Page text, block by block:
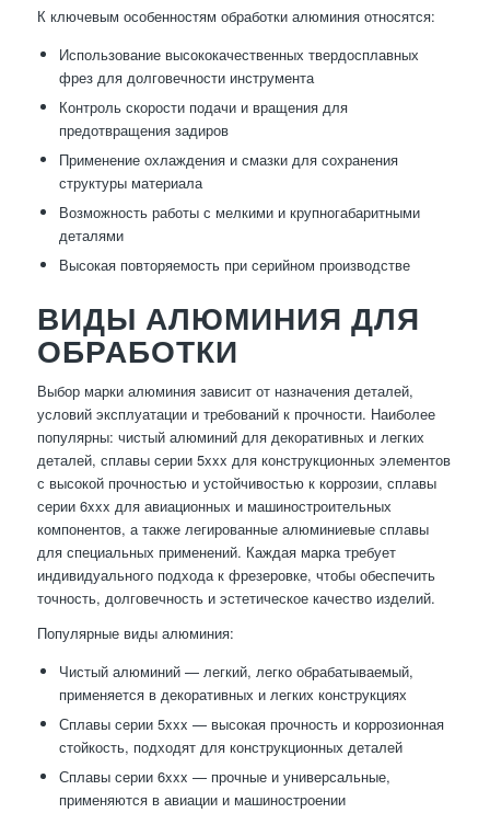
К ключевым особенностям обработки алюминия относятся:
Использование высококачественных твердосплавных
фрез для долговечности инструмента
Контроль скорости подачи и вращения для
предотвращения задиров
Применение охлаждения и смазки для сохранения
структуры материала
Возможность работы с мелкими и крупногабаритными
деталями
Высокая повторяемость при серийном производстве
ВИДЫ АЛЮМИНИЯ ДЛЯ
ОБРАБОТКИ
Выбор марки алюминия зависит от назначения деталей,
условий эксплуатации и требований к прочности. Наиболее
популярны: чистый алюминий для декоративных и легких
деталей, сплавы серии 5xxx для конструкционных элементов
с высокой прочностью и устойчивостью к коррозии, сплавы
серии 6xxx для авиационных и машиностроительных
компонентов, а также легированные алюминиевые сплавы
для специальных применений. Каждая марка требует
индивидуального подхода к фрезеровке, чтобы обеспечить
точность, долговечность и эстетическое качество изделий.
Популярные виды алюминия:
Чистый алюминий — легкий, легко обрабатываемый,
применяется в декоративных и легких конструкциях
Сплавы серии 5xxx — высокая прочность и коррозионная
стойкость, подходят для конструкционных деталей
Сплавы серии 6xxx — прочные и универсальные,
применяются в авиации и машиностроении